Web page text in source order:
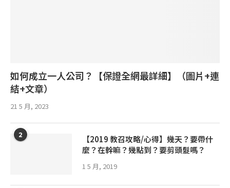
如何成立一人公司？【保證全網最詳細】（圖片+連
結+文章）
21 5 月, 2023
2
【2019 教召攻略/心得】幾天？要帶什
麼？在幹嘛？幾點到？要剪頭髮嗎？
1 5 月, 2019